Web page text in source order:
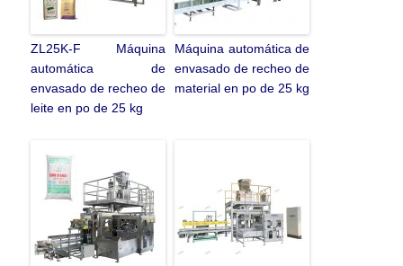
ZL25K-F Máquina
automática de
envasado de recheo de
leite en po de 25 kg
Máquina automática de
envasado de recheo de
material en po de 25 kg